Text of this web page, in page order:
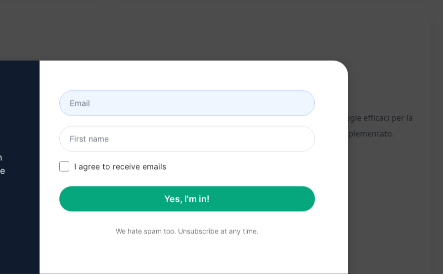
partendo da zero. Sarà in grado di generare idee creative, messaggi coinvolgenti e strategie efficaci per la
i dettagli relativi alla tua campagna e otterrai un piano dettagliato pronto per essere implementato.
pubblicitaria
campagna
tuo pubblico di riferimento
I agree to receive emails
Yes, I'm in!
We hate spam too. Unsubscribe at any time.